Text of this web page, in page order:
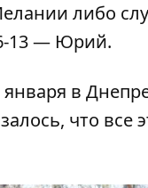
либо
13 — Юрий.
в
что все